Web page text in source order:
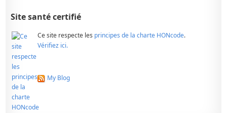
Site santé certifié
Ce site respecte les principes de la charte HONcode.
Vérifiez ici.
My Blog